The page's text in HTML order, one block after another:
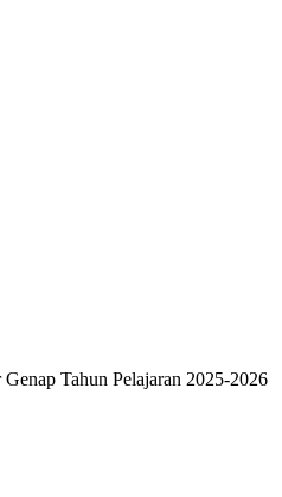
Genap Tahun Pelajaran 2025-2026